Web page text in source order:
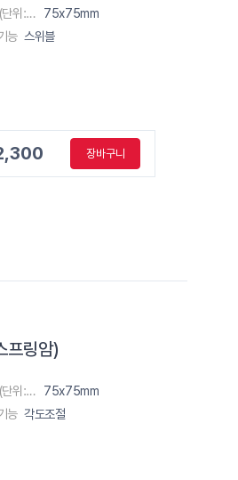
VESA규격(단위:m) 75x75mm
능 스위블
장바구니
링암)
VESA규격(단위:m) 75x75mm
능 각도조절